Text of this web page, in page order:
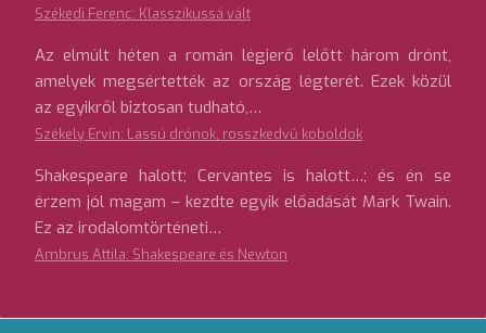
Székedi Ferenc: Klasszikussá vált
Az elmúlt héten a román légierő lelőtt három drónt,
amelyek megsértették az ország légterét. Ezek közül
az egyikről biztosan tudható,…
Székely Ervin: Lassú drónok, rosszkedvű koboldok
Shakespeare halott; Cervantes is halott…; és én se
érzem jól magam – kezdte egyik előadását Mark Twain.
Ez az irodalomtörténeti…
Ambrus Attila: Shakespeare és Newton